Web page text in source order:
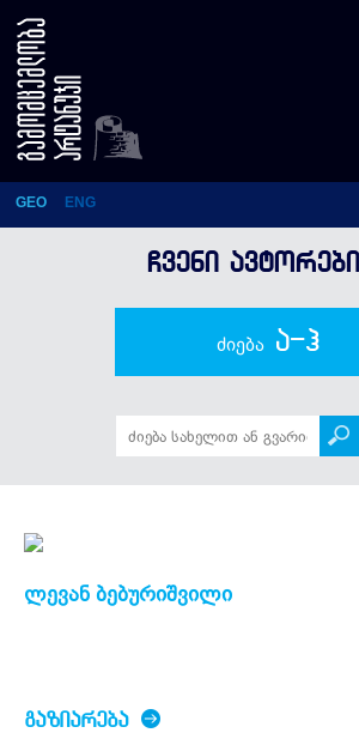
ლევან ბებურიშვილი
GEO ENG
ᲩᲕᲔᲜᲘ ᲐᲕᲢᲝᲠᲔᲑᲘ
ძიება ა-ჰ
ლევან ბებურიშვილი
ᲒᲐᲖᲘᲐᲠᲔᲑᲐ